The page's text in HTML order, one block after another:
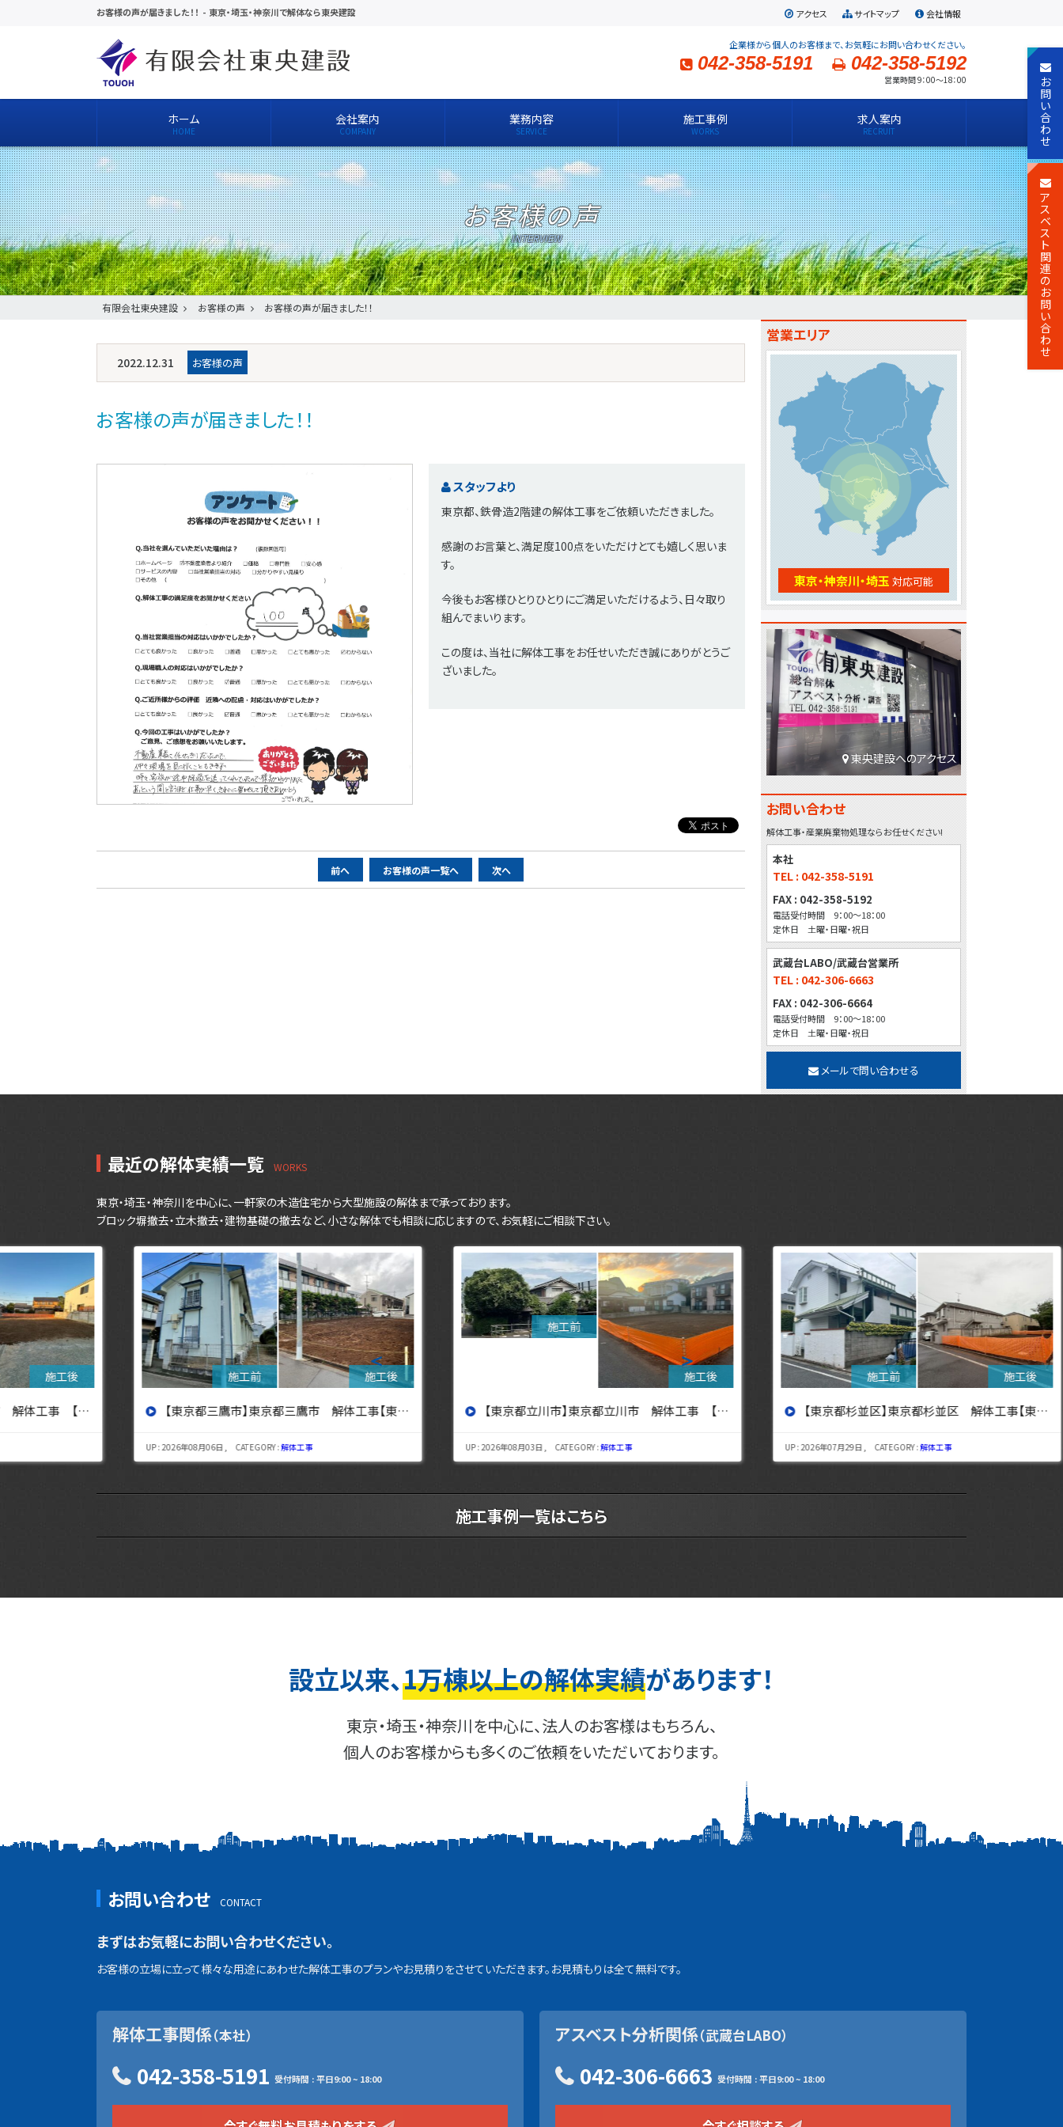
お客様の声が届きました！！ - 東京・埼玉・神奈川で解体なら東央建設 アクセス サイトマップ 会社情報
企業様から個人のお客様まで、お気軽にお問い合わせください。
042-358-5191 042-358-5192
営業時間 9：00～18：00
ホーム 会社案内 業務内容 施工事例 求人案内
お客様の声
有限会社東央建設 お客様の声 お客様の声が届きました！！
2022.12.31 お客様の声
お客様の声が届きました！！
スタッフより
東京都、鉄骨造2階建の解体工事をご依頼いただきました。
感謝のお言葉と、満足度100点をいただけとても嬉しく思いま
す。
今後もお客様ひとりひとりにご満足いただけるよう、日々取り
組んでまいります。
この度は、当社に解体工事をお任せいただき誠にありがとうご
ざいました。
ー
前へ お客様の声一覧へ 次へ
営業エリア
東京・神奈川・埼玉 対応可能
東央建設へのアクセス
お問い合わせ
解体工事・産業廃棄物処理ならお任せください!
本社
TEL : 042-358-5191
FAX : 042-358-5192
電話受付時間 9：00～18：00
定休日 土曜・日曜・祝日
武蔵台LABO/武蔵台営業所
TEL : 042-306-6663
FAX : 042-306-6664
電話受付時間 9：00～18：00
定休日 土曜・日曜・祝日
メールで問い合わせる
最近の解体実績一覧
東京・埼玉・神奈川を中心に、一軒家の木造住宅から大型施設の解体まで承っております。
ブロック塀撤去・立木撤去・建物基礎の撤去など、小さな解体でも相談に応じますので、お気軽にご相談下さい。
＜
】 【東京都三鷹市】東京都三鷹市 解体工事【東京・埼玉・神奈川の解体工事なら東央建設へ】
UP : 2026年08月06日 , CATEGORY :解体工事
【東京都立川市】東京都立川市 解体工事 【東京・埼玉・神奈川の解体工事なら東央建設へ】
UP : 2026年08月03日 , CATEGORY :解体工事
【東京都杉並区】東京都杉並区 解体工事【東京・埼玉・神奈川の解体工事なら東央建設へ】
UP : 2026年07月29日 , CATEGORY :解体工事
＞
施工事例一覧はこちら
設立以来、1万棟以上の解体実績があります！
東京・埼玉・神奈川を中心に、法人のお客様はもちろん、
個人のお客様からも多くのご依頼をいただいております。
お問い合わせ
まずはお気軽にお問い合わせください。
お客様の立場に立って様々な用途にあわせた解体工事のプランやお見積りをさせていただきます。お見積もりは全て無料です。
解体工事関係（本社）
042-358-5191 受付時間 : 平日9:00 ~ 18:00
アスベスト分析関係（武蔵台LABO）
042-306-6663 受付時間 : 平日9:00 ~ 18:00
お
問
い
合
わ
せ
ア
ス
ベ
ス
ト
関
連
の
お
問
い
合
わ
せ